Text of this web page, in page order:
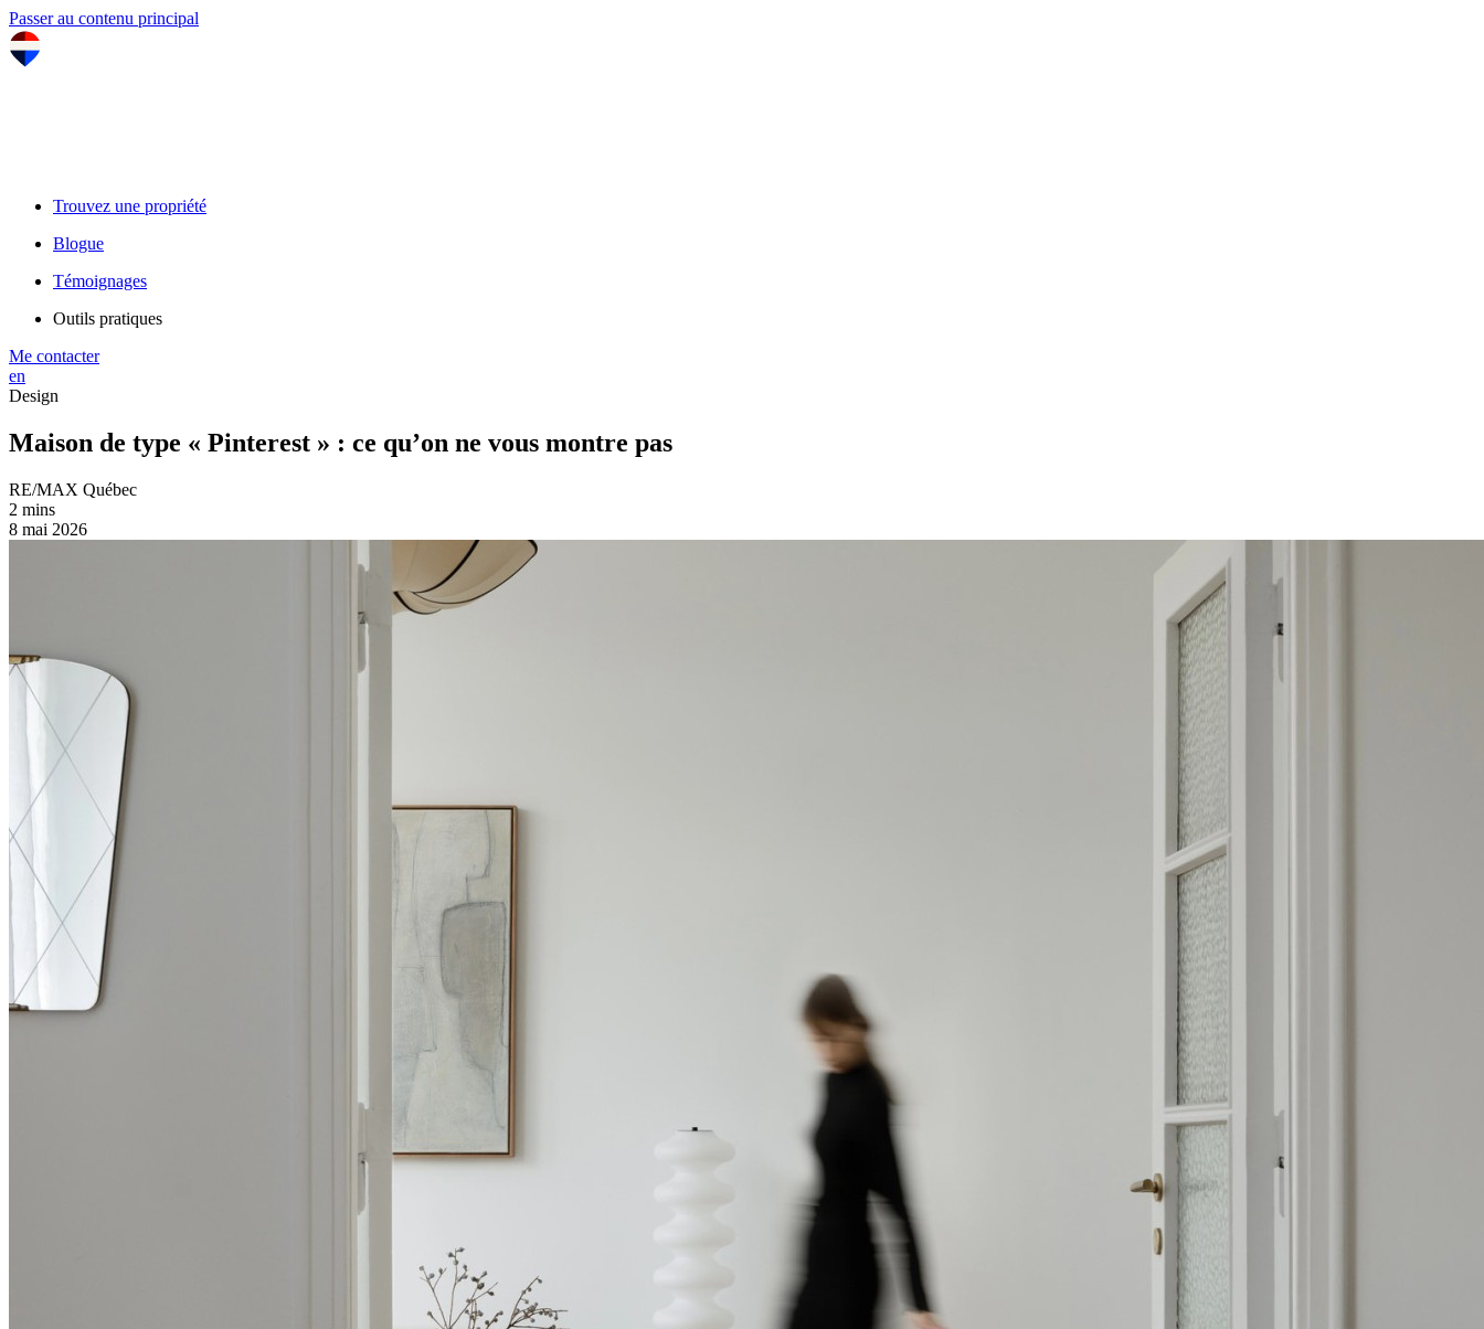
Passer au contenu principal
Trouvez une propriété
Blogue
Témoignages
Outils pratiques
Me contacter
en
Design
Maison de type « Pinterest » : ce qu’on ne vous montre pas
RE/MAX Québec
2 mins
8 mai 2026